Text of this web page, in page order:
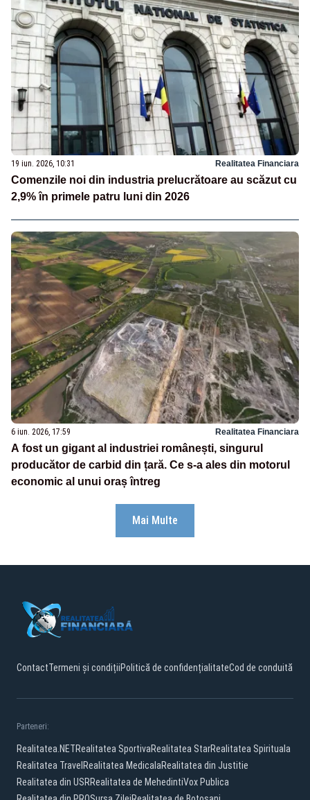
19 iun. 2026, 10:31 Realitatea Financiara
Comenzile noi din industria prelucrătoare au scăzut cu
2,9% în primele patru luni din 2026
6 iun. 2026, 17:59 Realitatea Financiara
A fost un gigant al industriei românești, singurul
producător de carbid din țară. Ce s-a ales din motorul
economic al unui oraș întreg
Mai Multe
ContactTermeni și condițiiPolitică de confidențialitateCod de conduită
Parteneri:
Realitatea.NETRealitatea SportivaRealitatea StarRealitatea Spirituala
Realitatea Travel Realitatea MedicalaRealitatea din Justitie
Realitatea din USRRealitatea de MehedintiVox Publica